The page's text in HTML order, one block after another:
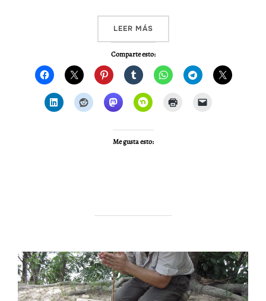
LEER MÁS«VIDEO – CURSO
Comparte esto:
Me gusta esto: